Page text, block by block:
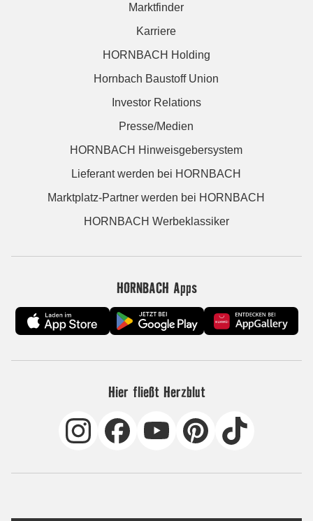
Marktfinder
Karriere
HORNBACH Holding
Hornbach Baustoff Union
Investor Relations
Presse/Medien
HORNBACH Hinweisgebersystem
Lieferant werden bei HORNBACH
Marktplatz-Partner werden bei HORNBACH
HORNBACH Werbeklassiker
HORNBACH Apps
Hier fließt Herzblut